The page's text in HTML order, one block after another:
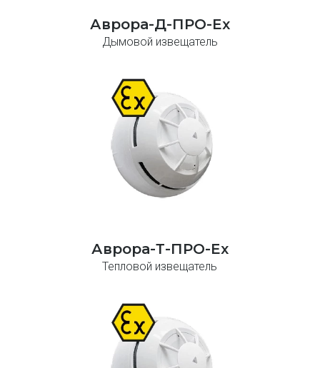
Аврора-Д-ПРО-Ex
Дымовой извещатель
Аврора-Т-ПРО-Ex
Тепловой извещатель